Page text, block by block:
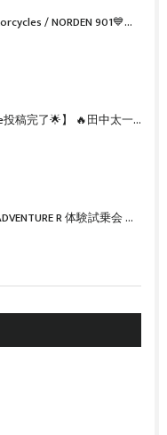
【💙Husqvarna Motorcycles / NORDEN 901💙】 ご納車おめでとうございます🎉✨
【🌟本日のYouTube投稿完了🌟】 🔥田中太一さんをスペシャルゲストに🔥 8月22日(土)オフロード・ホリデー最新情報！！
【待望の新型 390 ADVENTURE R 体験試乗会 開催決定！［KTM山形・KTM仙台］】